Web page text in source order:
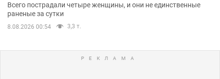
Всего пострадали четыре женщины, и они не единственные
раненые за сутки
8.08.2026 00:54 3,3 т.